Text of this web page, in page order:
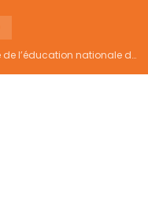
Rentrée scolaire 2026-2027 : Le ministère de l’éducation nationale dément tout report et maintient la date du 14 septembre